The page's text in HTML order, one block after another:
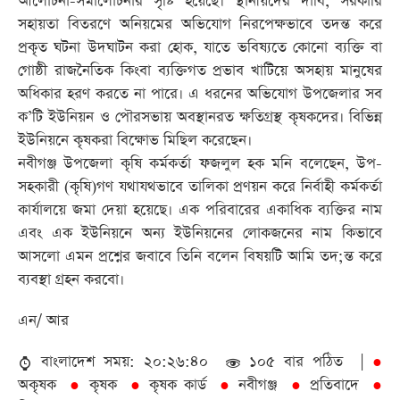
সহায়তা বিতরণে অনিয়মের অভিযোগ নিরপেক্ষভাবে তদন্ত করে
প্রকৃত ঘটনা উদঘাটন করা হোক, যাতে ভবিষ্যতে কোনো ব্যক্তি বা
গোষ্ঠী রাজনৈতিক কিংবা ব্যক্তিগত প্রভাব খাটিয়ে অসহায় মানুষের
অধিকার হরণ করতে না পারে। এ ধরনের অভিযোগ উপজেলার সব
ক’টি ইউনিয়ন ও পৌরসভায় অবস্থানরত ক্ষতিগ্রস্থ কৃষকদের। বিভিন্ন
ইউনিয়নে কৃষকরা বিক্ষোভ মিছিল করেছেন।
নবীগঞ্জ উপজেলা কৃষি কর্মকর্তা ফজলুল হক মনি বলেছেন, উপ-
সহকারী (কৃষি)গণ যথাযথভাবে তালিকা প্রণয়ন করে নির্বাহী কর্মকর্তা
কার্যালয়ে জমা দেয়া হয়েছে। এক পরিবারের একাধিক ব্যক্তির নাম
এবং এক ইউনিয়নে অন্য ইউনিয়নের লোকজনের নাম কিভাবে
আসলো এমন প্রশ্নের জবাবে তিনি বলেন বিষয়টি আমি তদ;ন্ত করে
ব্যবস্থা গ্রহন করবো।
এন/ আর
বাংলাদেশ সময়: ২০:২৬:৪০
১০৫ বার পঠিত | ●
অকৃষক ● কৃষক ● কৃষক কার্ড ● নবীগঞ্জ ● প্রতিবাদে ●